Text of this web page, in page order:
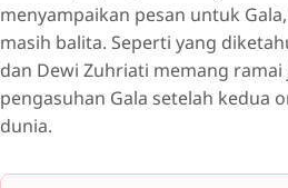
menyampaikan pesan untuk
masih balita. Seperti yang
dan Dewi Zuhriati memang
pengasuhan Gala setelah kedua
dunia.